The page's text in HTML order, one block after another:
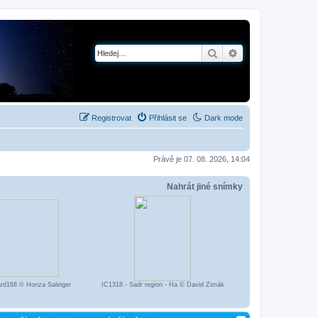
Hledat
Dark mode
Přihlásit se
Registrovat
Právě je 07. 08. 2026, 14:04
Nahrát jiné snímky
© Honza Salinger IC1318 - Sadr region - Ha © David Zimák